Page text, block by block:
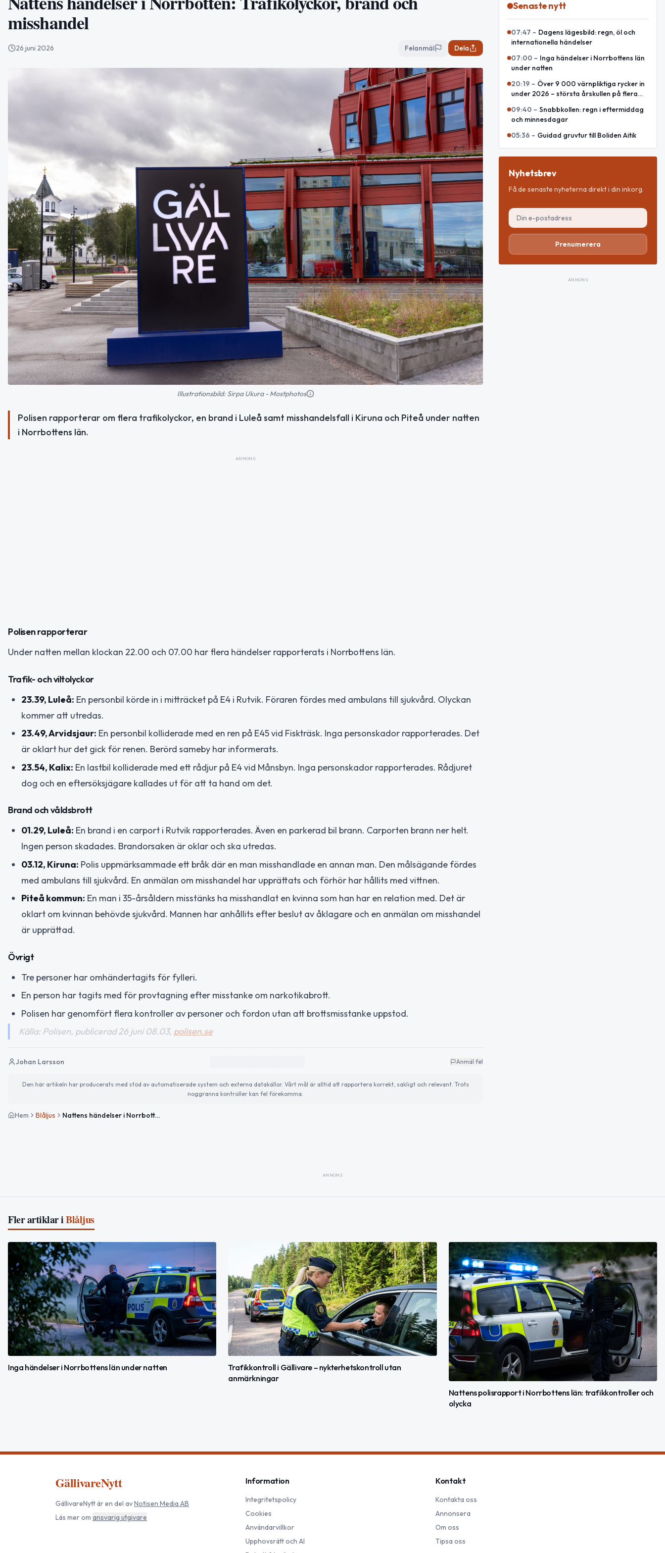
misshandel
26 juni 2026 Felanmäl Dela
Illustrationsbild: Sirpa Ukura - Mostphotos
Polisen rapporterar om flera trafikolyckor, en brand i Luleå samt misshandelsfall i Kiruna och Piteå under natten
i Norrbottens län.
ANNONS
Polisen rapporterar
Under natten mellan klockan 22.00 och 07.00 har flera händelser rapporterats i Norrbottens län.
Trafik- och viltolyckor
23.39, Luleå: En personbil körde in i mitträcket på E4 i Rutvik. Föraren fördes med ambulans till sjukvård. Olyckan
kommer att utredas.
23.49, Arvidsjaur: En personbil kolliderade med en ren på E45 vid Fiskträsk. Inga personskador rapporterades. Det
är oklart hur det gick för renen. Berörd sameby har informerats.
23.54, Kalix: En lastbil kolliderade med ett rådjur på E4 vid Månsbyn. Inga personskador rapporterades. Rådjuret
dog och en eftersöksjägare kallades ut för att ta hand om det.
Brand och våldsbrott
01.29, Luleå: En brand i en carport i Rutvik rapporterades. Även en parkerad bil brann. Carporten brann ner helt.
Ingen person skadades. Brandorsaken är oklar och ska utredas.
03.12, Kiruna: Polis uppmärksammade ett bråk där en man misshandlade en annan man. Den målsägande fördes
med ambulans till sjukvård. En anmälan om misshandel har upprättats och förhör har hållits med vittnen.
Piteå kommun: En man i 35-årsåldern misstänks ha misshandlat en kvinna som han har en relation med. Det är
oklart om kvinnan behövde sjukvård. Mannen har anhållits efter beslut av åklagare och en anmälan om misshandel
är upprättad.
Övrigt
Tre personer har omhändertagits för fylleri.
En person har tagits med för provtagning efter misstanke om narkotikabrott.
Polisen har genomfört flera kontroller av personer och fordon utan att brottsmisstanke uppstod.
Källa: Polisen, publicerad 26 juni 08.03, polisen.se
Johan Larsson Anmäl fel
Den här artikeln har producerats med stöd av automatiserade system och externa datakällor. Vårt mål är alltid att rapportera korrekt, sakligt och relevant. Trots
noggranna kontroller kan fel förekomma.
Hem Blåljus Nattens händelser i Norrbotten: Trafikolyckor, brand och misshandel
Senaste nytt
07:47 – Dagens lägesbild: regn, öl och
internationella händelser
07:00 – Inga händelser i Norrbottens län
under natten
20:19 – Över 9 000 värnpliktiga rycker in
under 2026 – största årskullen på flera
09:40 – Snabbkollen: regn i eftermiddag
och minnesdagar
05:36 – Guidad gruvtur till Boliden Aitik
Nyhetsbrev
Få de senaste nyheterna direkt i din inkorg.
Prenumerera
ANNONS
ANNONS
Fler artiklar iBlåljus
Inga händelser i Norrbottens län under natten
Trafikkontroll i Gällivare – nykterhetskontroll utan
anmärkningar
Nattens polisrapport i Norrbottens län: trafikkontroller och
olycka
GällivareNytt
GällivareNyttär en del avNotisen Media AB
Läs mer om ansvarig utgivare
Information
Integritetspolicy
Cookies
Användarvillkor
Upphovsrätt och AI
Kontakt
Kontakta oss
Annonsera
Om oss
Tipsa oss